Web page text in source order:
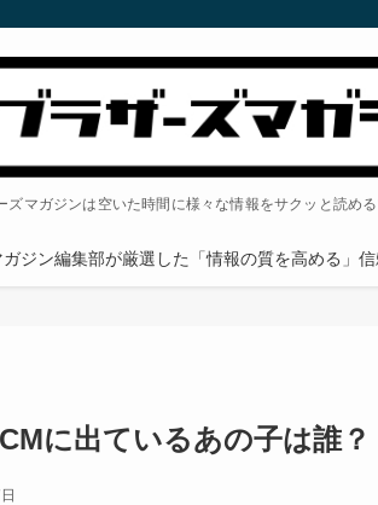
ズマガジンは空いた時間に様々な情報をサクッと読める
ガジン編集部が厳選した「情報の質を高める」
に出ているあの子は誰？